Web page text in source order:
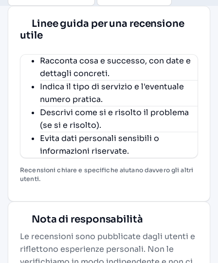
Linee guida per una recensione
utile
Racconta cosa e successo, con date e
dettagli concreti.
Indica il tipo di servizio e l'eventuale
numero pratica.
Descrivi come si e risolto il problema
(se si e risolto).
Evita dati personali sensibili o
informazioni riservate.
Recensioni chiare e specifiche aiutano davvero gli altri
utenti.
Nota di responsabilità
Le recensioni sono pubblicate dagli utenti e
riflettono esperienze personali. Non le